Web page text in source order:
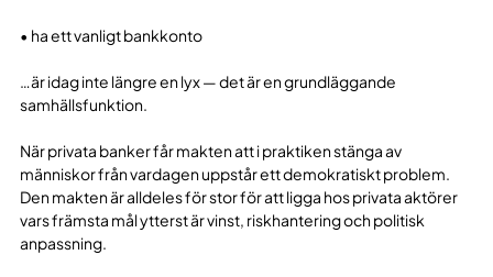
• ha ett vanligt bankkonto
…är idag inte längre en lyx — det är en grundläggande
samhällsfunktion.
När privata banker får makten att i praktiken stänga av
människor från vardagen uppstår ett demokratiskt problem.
Den makten är alldeles för stor för att ligga hos privata aktörer
vars främsta mål ytterst är vinst, riskhantering och politisk
anpassning.